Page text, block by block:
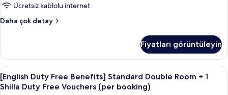
night)
daha
Ücretsiz kablolu internet
Daha çok detay
Freestyle
hakkında
daha
fazla
detay
Fiyatları görüntüleyin
[English
Duty
Kaliteli yatak takımı, kuştüyü yorgan,
8
[English Duty Free Benefits] Standard Double Room + 1
Shilla Duty Free Vouchers (per booking)